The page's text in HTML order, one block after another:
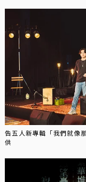
告五人新專輯「我們就像
供